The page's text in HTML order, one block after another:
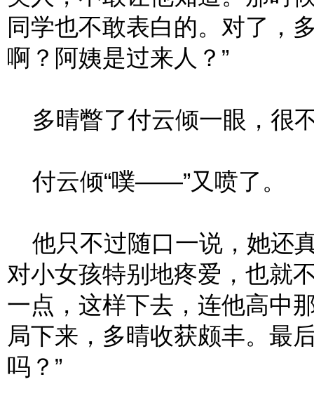
同学也不敢表白的。对了，
啊？阿姨是过来人？”
多晴瞥了付云倾一眼，很
付云倾“噗——”又喷了。
他只不过随口一说，她还
对小女孩特别地疼爱，也就
一点，这样下去，连他高中
局下来，多晴收获颇丰。最
吗？”